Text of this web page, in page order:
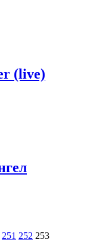
(live)
251 252 253